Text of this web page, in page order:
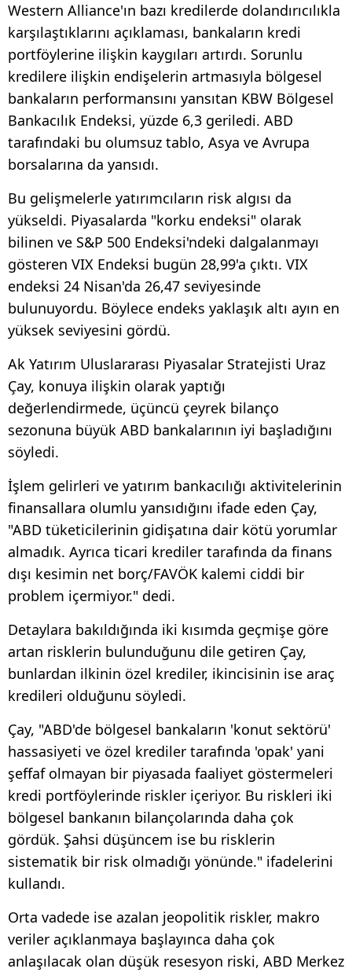
Western Alliance'ın bazı kredilerde dolandırıcılıkla
karşılaştıklarını açıklaması, bankaların kredi
portföylerine ilişkin kaygıları artırdı. Sorunlu
kredilere ilişkin endişelerin artmasıyla bölgesel
bankaların performansını yansıtan KBW Bölgesel
Bankacılık Endeksi, yüzde 6,3 geriledi. ABD
tarafındaki bu olumsuz tablo, Asya ve Avrupa
borsalarına da yansıdı.
Bu gelişmelerle yatırımcıların risk algısı da
yükseldi. Piyasalarda "korku endeksi" olarak
bilinen ve S&P 500 Endeksi'ndeki dalgalanmayı
gösteren VIX Endeksi bugün 28,99'a çıktı. VIX
endeksi 24 Nisan'da 26,47 seviyesinde
bulunuyordu. Böylece endeks yaklaşık altı ayın en
yüksek seviyesini gördü.
Ak Yatırım Uluslararası Piyasalar Stratejisti Uraz
Çay, konuya ilişkin olarak yaptığı
değerlendirmede, üçüncü çeyrek bilanço
sezonuna büyük ABD bankalarının iyi başladığını
söyledi.
İşlem gelirleri ve yatırım bankacılığı aktivitelerinin
finansallara olumlu yansıdığını ifade eden Çay,
"ABD tüketicilerinin gidişatına dair kötü yorumlar
almadık. Ayrıca ticari krediler tarafında da finans
dışı kesimin net borç/FAVÖK kalemi ciddi bir
problem içermiyor." dedi.
Detaylara bakıldığında iki kısımda geçmişe göre
artan risklerin bulunduğunu dile getiren Çay,
bunlardan ilkinin özel krediler, ikincisinin ise araç
kredileri olduğunu söyledi.
Çay, "ABD'de bölgesel bankaların 'konut sektörü'
hassasiyeti ve özel krediler tarafında 'opak' yani
şeffaf olmayan bir piyasada faaliyet göstermeleri
kredi portföylerinde riskler içeriyor. Bu riskleri iki
bölgesel bankanın bilançolarında daha çok
gördük. Şahsi düşüncem ise bu risklerin
sistematik bir risk olmadığı yönünde." ifadelerini
kullandı.
Orta vadede ise azalan jeopolitik riskler, makro
veriler açıklanmaya başlayınca daha çok
anlaşılacak olan düşük resesyon riski, ABD Merkez